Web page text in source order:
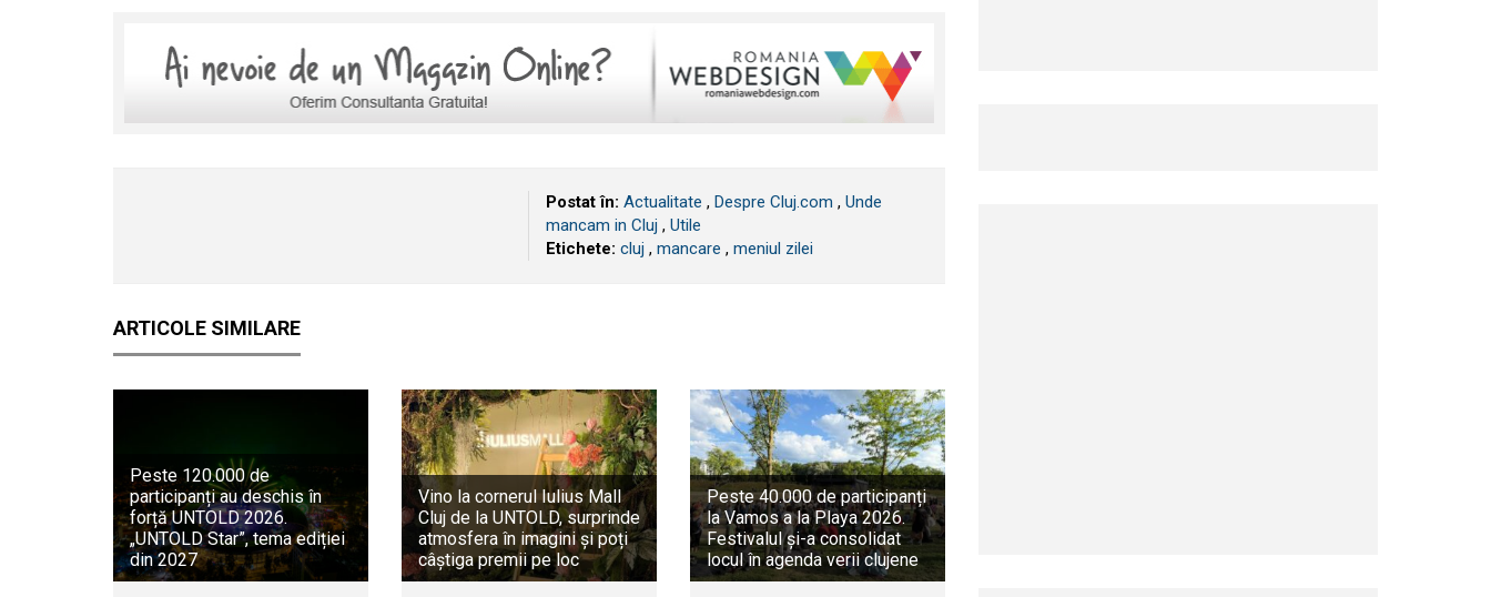
Postat în: Actualitate , Despre Cluj.com , Unde
mancam in Cluj , Utile
Etichete: cluj , mancare , meniul zilei
ARTICOLE SIMILARE
Peste 120.000 de
participanți au deschis în
forță UNTOLD 2026.
„UNTOLD Star”, tema ediției
din 2027
Vino la cornerul Iulius Mall
Cluj de la UNTOLD, surprinde
atmosfera în imagini și poți
câștiga premii pe loc
Peste 40.000 de participanți
la Vamos a la Playa 2026.
Festivalul și-a consolidat
locul în agenda verii clujene